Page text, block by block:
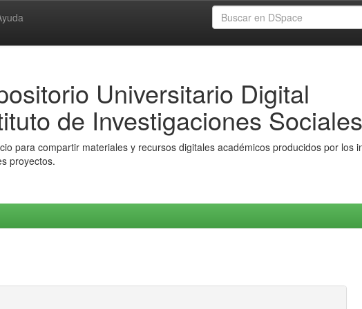
Universitario Digital
de Investigaciones Sociales
para compartir materiales y recursos digitales académicos producidos por los
proyectos.